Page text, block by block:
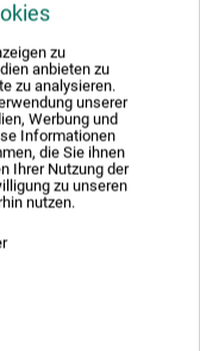
zu
anbieten zu
zu analysieren.
unserer
Werbung und
Informationen
die Sie ihnen
Ihrer Nutzung der
zu unseren
nutzen.